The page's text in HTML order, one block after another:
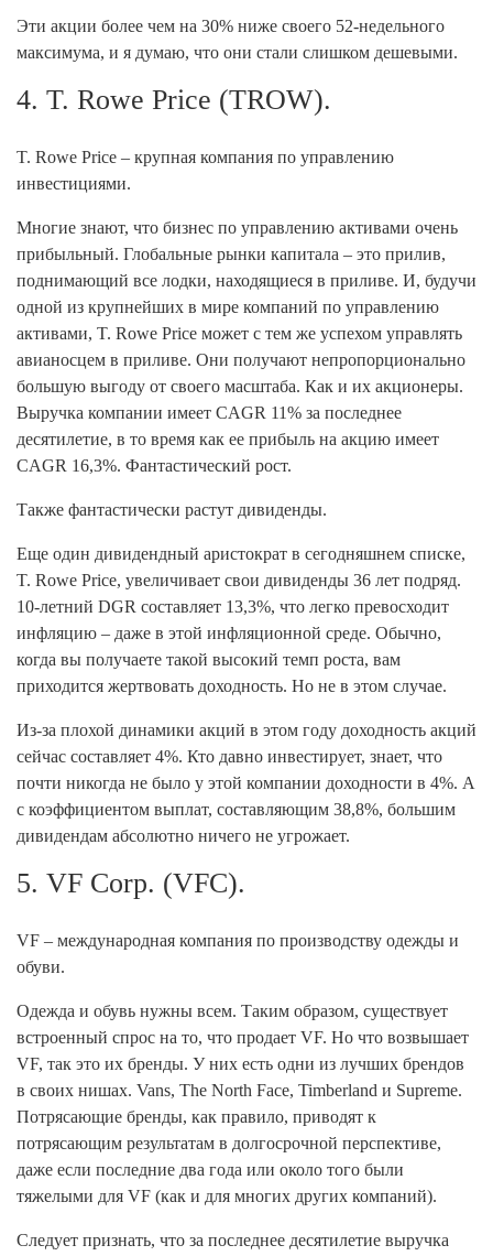
Эти акции более чем на 30% ниже своего 52-недельного
максимума, и я думаю, что они стали слишком дешевыми.
4. T. Rowe Price (TROW).
T. Rowe Price – крупная компания по управлению
инвестициями.
Многие знают, что бизнес по управлению активами очень
прибыльный. Глобальные рынки капитала – это прилив,
поднимающий все лодки, находящиеся в приливе. И, будучи
одной из крупнейших в мире компаний по управлению
активами, T. Rowe Price может с тем же успехом управлять
авианосцем в приливе. Они получают непропорционально
большую выгоду от своего масштаба. Как и их акционеры.
Выручка компании имеет CAGR 11% за последнее
десятилетие, в то время как ее прибыль на акцию имеет
CAGR 16,3%. Фантастический рост.
Также фантастически растут дивиденды.
Еще один дивидендный аристократ в сегодняшнем списке,
T. Rowe Price, увеличивает свои дивиденды 36 лет подряд.
10-летний DGR составляет 13,3%, что легко превосходит
инфляцию – даже в этой инфляционной среде. Обычно,
когда вы получаете такой высокий темп роста, вам
приходится жертвовать доходность. Но не в этом случае.
Из-за плохой динамики акций в этом году доходность акций
сейчас составляет 4%. Кто давно инвестирует, знает, что
почти никогда не было у этой компании доходности в 4%. А
с коэффициентом выплат, составляющим 38,8%, большим
дивидендам абсолютно ничего не угрожает.
5. VF Corp. (VFC).
VF – международная компания по производству одежды и
обуви.
Одежда и обувь нужны всем. Таким образом, существует
встроенный спрос на то, что продает VF. Но что возвышает
VF, так это их бренды. У них есть одни из лучших брендов
в своих нишах. Vans, The North Face, Timberland и Supreme.
Потрясающие бренды, как правило, приводят к
потрясающим результатам в долгосрочной перспективе,
даже если последние два года или около того были
тяжелыми для VF (как и для многих других компаний).
Следует признать, что за последнее десятилетие выручка